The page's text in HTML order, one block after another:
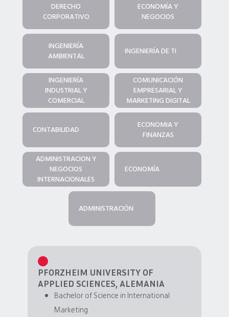
DERECHO
CORPORATIVO
ECONOMÍA Y
NEGOCIOS
INGENIERÍA
AMBIENTAL
INGENIERÍA DE TI
INGENIERÍA
INDUSTRIAL Y
COMERCIAL
COMUNICACIÓN
EMPRESARIAL Y
MARKETING DIGITAL
CONTABILIDAD
ECONOMIA Y
FINANZAS
ADMINISTRACION Y
NEGOCIOS
INTERNACIONALES
ECONOMÍA
ADMINISTRACIÓN
PFORZHEIM UNIVERSITY OF
APPLIED SCIENCES, ALEMANIA
Bachelor of Science in International
Marketing